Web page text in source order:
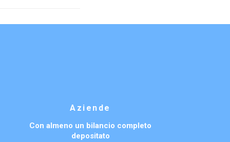
Aziende
Con almeno un bilancio completo
depositato